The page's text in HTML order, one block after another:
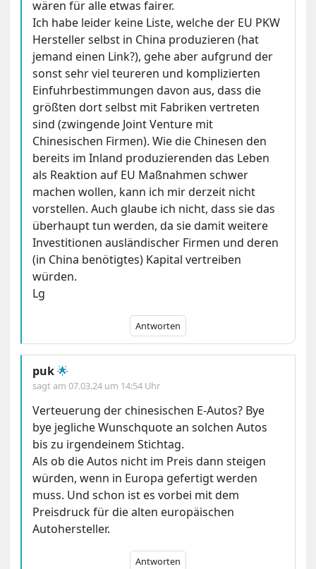
wären für alle etwas fairer.
Ich habe leider keine Liste, welche der EU PKW
Hersteller selbst in China produzieren (hat
jemand einen Link?), gehe aber aufgrund der
sonst sehr viel teureren und komplizierten
Einfuhrbestimmungen davon aus, dass die
größten dort selbst mit Fabriken vertreten
sind (zwingende Joint Venture mit
Chinesischen Firmen). Wie die Chinesen den
bereits im Inland produzierenden das Leben
als Reaktion auf EU Maßnahmen schwer
machen wollen, kann ich mir derzeit nicht
vorstellen. Auch glaube ich nicht, dass sie das
überhaupt tun werden, da sie damit weitere
Investitionen ausländischer Firmen und deren
(in China benötigtes) Kapital vertreiben
würden.
Lg
Antworten
puk🌟
sagt am07.03.24 um 14:54 Uhr
Verteuerung der chinesischen E-Autos? Bye
bye jegliche Wunschquote an solchen Autos
bis zu irgendeinem Stichtag.
Als ob die Autos nicht im Preis dann steigen
würden, wenn in Europa gefertigt werden
muss. Und schon ist es vorbei mit dem
Preisdruck für die alten europäischen
Autohersteller.
Antworten